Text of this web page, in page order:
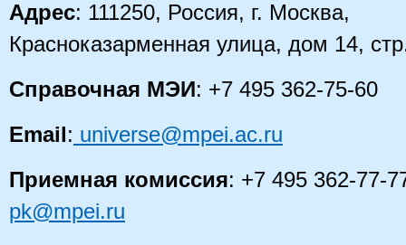
Адрес: 111250, Россия, г. Москва,
Красноказарменная улица, дом 14,
Справочная МЭИ: +7 495 362-75-60
Email: universe@mpei.ac.ru
Приемная комиссия: +7 495 362-77-
pk@mpei.ru